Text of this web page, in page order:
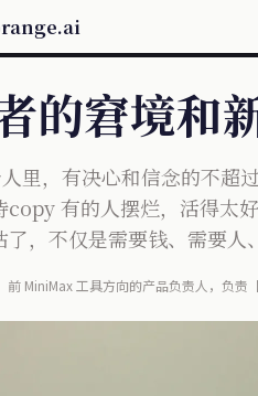
的窘境和
里，有决心和信念的不超
copy 有的人摆烂，活得太
了，不仅是需要钱、需要
MiniMax 工具方向的产品负责人，负责